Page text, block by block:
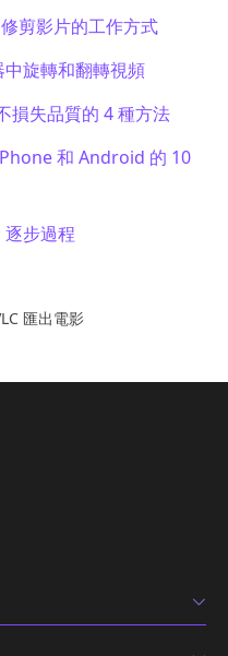
剪影片的工作方式
中旋轉和翻轉視頻
損失品質的 4 種方法
和 Android 的 10
步過程
匯出電影